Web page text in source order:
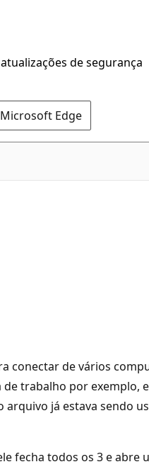
de segurança
Edge
conectar de vários
trabalho por exemplo,
já estava sendo
fecha todos os 3 e abre